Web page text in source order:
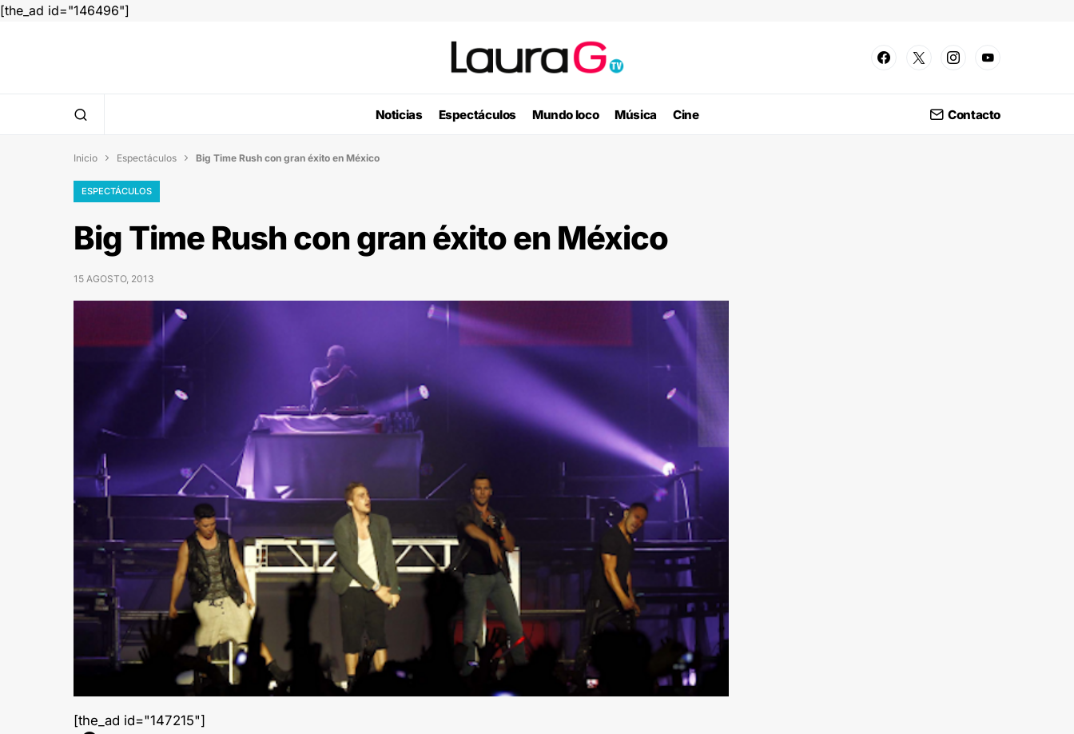
[the_ad id="146496"]
Noticias Espectáculos Mundo loco Música Cine Contacto
Inicio  Espectáculos  Big Time Rush con gran éxito en México
ESPECTÁCULOS
Big Time Rush con gran éxito en México
15 AGOSTO, 2013
[the_ad id="147215"]